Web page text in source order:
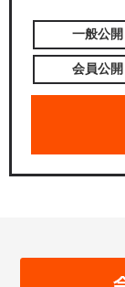
一般公開
会員公開